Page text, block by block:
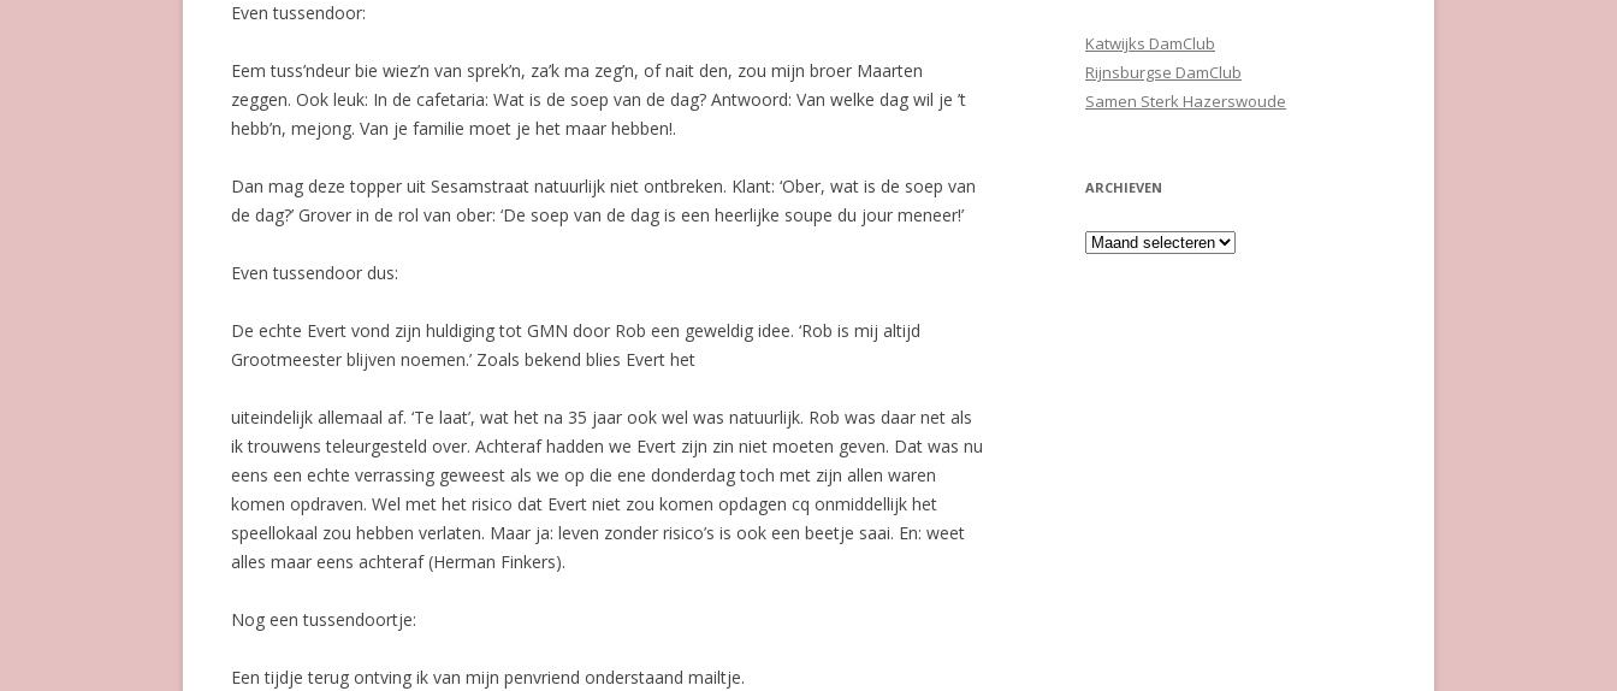
Even tussendoor:
Eem tuss’ndeur bie wiez’n van sprek’n, za’k ma zeg’n, of nait den, zou mijn broer Maarten
zeggen. Ook leuk: In de cafetaria: Wat is de soep van de dag? Antwoord: Van welke dag wil je ’t
hebb’n, mejong. Van je familie moet je het maar hebben!.
Dan mag deze topper uit Sesamstraat natuurlijk niet ontbreken. Klant: ‘Ober, wat is de soep van
de dag?’ Grover in de rol van ober: ‘De soep van de dag is een heerlijke soupe du jour meneer!’
Even tussendoor dus:
De echte Evert vond zijn huldiging tot GMN door Rob een geweldig idee. ‘Rob is mij altijd
Grootmeester blijven noemen.’ Zoals bekend blies Evert het
uiteindelijk allemaal af. ‘Te laat’, wat het na 35 jaar ook wel was natuurlijk. Rob was daar net als
ik trouwens teleurgesteld over. Achteraf hadden we Evert zijn zin niet moeten geven. Dat was nu
eens een echte verrassing geweest als we op die ene donderdag toch met zijn allen waren
komen opdraven. Wel met het risico dat Evert niet zou komen opdagen cq onmiddellijk het
speellokaal zou hebben verlaten. Maar ja: leven zonder risico’s is ook een beetje saai. En: weet
alles maar eens achteraf (Herman Finkers).
Nog een tussendoortje:
Een tijdje terug ontving ik van mijn penvriend onderstaand mailtje.
Katwijks DamClub
Rijnsburgse DamClub
Samen Sterk Hazerswoude
ARCHIEVEN
Archieven